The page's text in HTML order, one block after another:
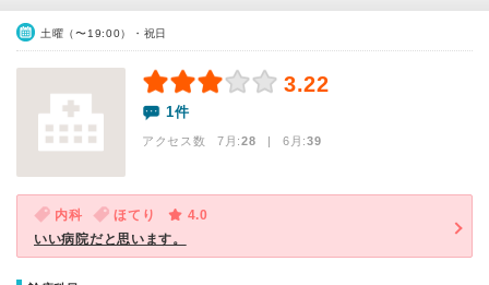
土曜（〜19:00）・祝日
3.22
1件
アクセス数 7月:28 | 6月:39
内科 ほてり
4.0
いい病院だと思います。